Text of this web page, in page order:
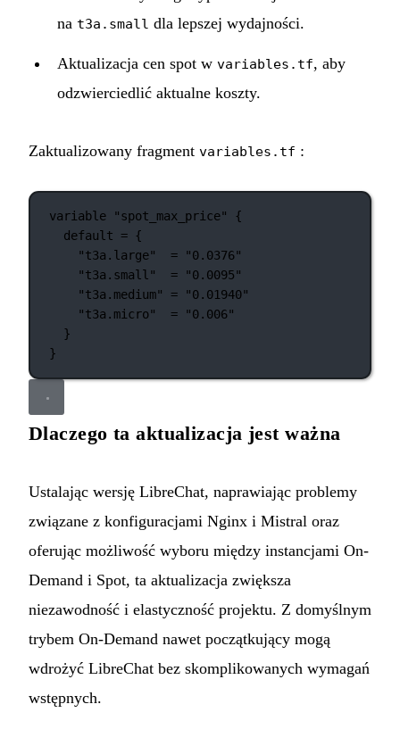
na t3a.small dla lepszej wydajności.
Aktualizacja cen spot w variables.tf, aby
odzwierciedlić aktualne koszty.
Zaktualizowany fragment variables.tf :
variable "spot_max_price"
{
default = {
"t3a.large"
=
"0.0376"
"t3a.small"
=
"0.0095"
"t3a.medium"
=
"0.01940"
"t3a.micro"
=
"0.006"
}
}
Dlaczego ta aktualizacja jest ważna
Ustalając wersję LibreChat, naprawiając problemy
związane z konfiguracjami Nginx i Mistral oraz
oferując możliwość wyboru między instancjami On-
Demand i Spot, ta aktualizacja zwiększa
niezawodność i elastyczność projektu. Z domyślnym
trybem On-Demand nawet początkujący mogą
wdrożyć LibreChat bez skomplikowanych wymagań
wstępnych.